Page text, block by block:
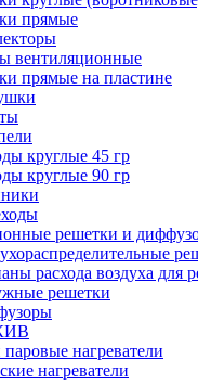
прямые
вентиляционные
прямые на пластине
круглые 45 гр
круглые 90 гр
решетки и
расхода воздуха для
решетки
нагреватели
нагреватели